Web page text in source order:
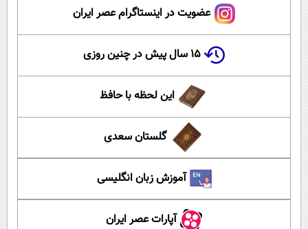
عضویت در اینستاگرام عصر ایران
۱۵ سال پیش در چنین روزی
این لحظه با حافظ
گلستان سعدی
آموزش زبان انگلیسی
آپارات عصر ایران